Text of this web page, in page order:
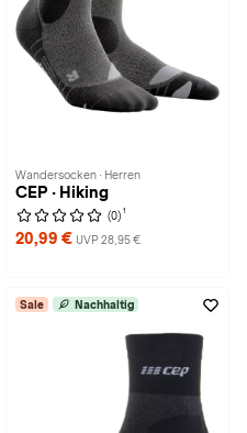
Wandersocken · Herren
CEP · Hiking
(0) 1
20,99 € UVP 28,95 €
Sale Nachhaltig